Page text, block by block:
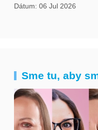
Dátum: 06 Jul 2026
Sme tu, aby